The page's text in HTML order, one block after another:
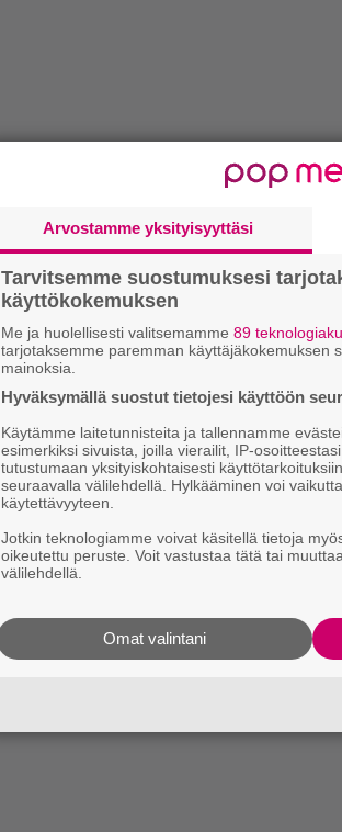
Arvostamme yksityisyyttäsi
Tarvitsemme suostumuksesi
käyttökokemuksen
Me ja huolellisesti valitsemamme 89
tarjotaksemme paremman käyttäjäkokemuksen
mainoksia.
Hyväksymällä suostut tietojesi käyttöön
Käytämme laitetunnisteita ja tallennamme
esimerkiksi sivuista, joilla vierailit, IP-
tutustumaan yksityiskohtaisesti
seuraavalla välilehdellä. Hylkääminen voi
käytettävyyteen.
Jotkin teknologiamme voivat käsitellä tietoja
oikeutettu peruste. Voit vastustaa tätä tai
välilehdellä.
Omat valintani